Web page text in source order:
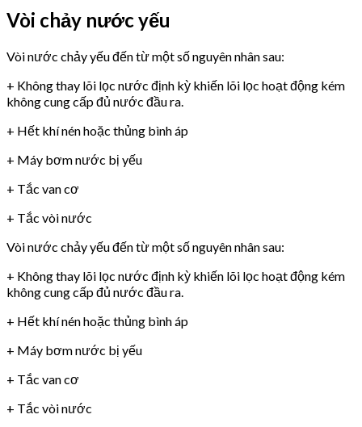
Vòi chảy nước yếu
Vòi nước chảy yếu đến từ một số nguyên nhân sau:
+ Không thay lõi lọc nước định kỳ khiến lõi lọc hoạt động kém
không cung cấp đủ nước đầu ra.
+ Hết khí nén hoặc thủng bình áp
+ Máy bơm nước bị yếu
+ Tắc van cơ
+ Tắc vòi nước
Vòi nước chảy yếu đến từ một số nguyên nhân sau:
+ Không thay lõi lọc nước định kỳ khiến lõi lọc hoạt động kém
không cung cấp đủ nước đầu ra.
+ Hết khí nén hoặc thủng bình áp
+ Máy bơm nước bị yếu
+ Tắc van cơ
+ Tắc vòi nước